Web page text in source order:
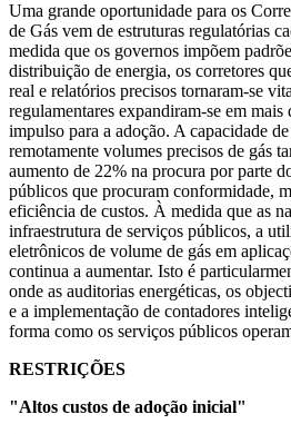
Uma grande oportunidade para os
de Gás vem de estruturas regulatórias
medida que os governos impõem
distribuição de energia, os corretores
real e relatórios precisos tornaram-se
regulamentares expandiram-se em
impulso para a adoção. A capacidade
remotamente volumes precisos de gás
aumento de 22% na procura por parte
públicos que procuram conformidade,
eficiência de custos. À medida que as
infraestrutura de serviços públicos, a
eletrônicos de volume de gás em
continua a aumentar. Isto é
onde as auditorias energéticas, os
e a implementação de contadores
forma como os serviços públicos
RESTRIÇÕES
"Altos custos de adoção inicial"